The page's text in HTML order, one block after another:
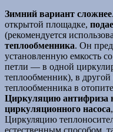
Зимний вариант сложнее
открытой площадке,
(рекомендуется
теплообменника. Он
установленную емкость
петли — в одной
теплообменник), в другой
теплообменника в
Циркуляцию антифриза
циркуляционного насоса
Циркуляцию